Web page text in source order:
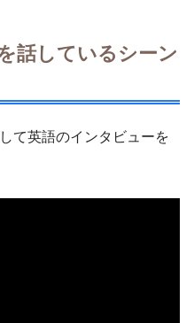
話しているシーン
て英語のインタビューを